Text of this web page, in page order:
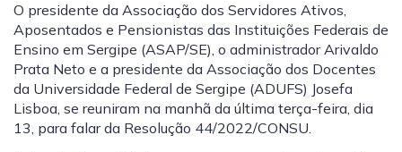
O presidente da Associação dos Servidores Ativos,
Aposentados e Pensionistas das Instituições Federais de
Ensino em Sergipe (ASAP/SE), o administrador Arivaldo
Prata Neto e a presidente da Associação dos Docentes
da Universidade Federal de Sergipe (ADUFS) Josefa
Lisboa, se reuniram na manhã da última terça-feira, dia
13, para falar da Resolução 44/2022/CONSU.